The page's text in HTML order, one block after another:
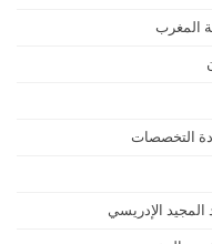
المغرب
التخصصات
الإدريسي